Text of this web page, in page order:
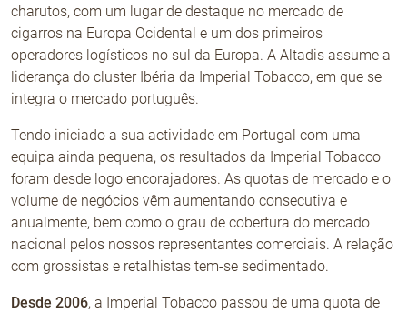
charutos, com um lugar de destaque no mercado de
cigarros na Europa Ocidental e um dos primeiros
operadores logísticos no sul da Europa. A Altadis assume a
liderança do cluster Ibéria da Imperial Tobacco, em que se
integra o mercado português.
Tendo iniciado a sua actividade em Portugal com uma
equipa ainda pequena, os resultados da Imperial Tobacco
foram desde logo encorajadores. As quotas de mercado e o
volume de negócios vêm aumentando consecutiva e
anualmente, bem como o grau de cobertura do mercado
nacional pelos nossos representantes comerciais. A relação
com grossistas e retalhistas tem-se sedimentado.
Desde 2006, a Imperial Tobacco passou de uma quota de